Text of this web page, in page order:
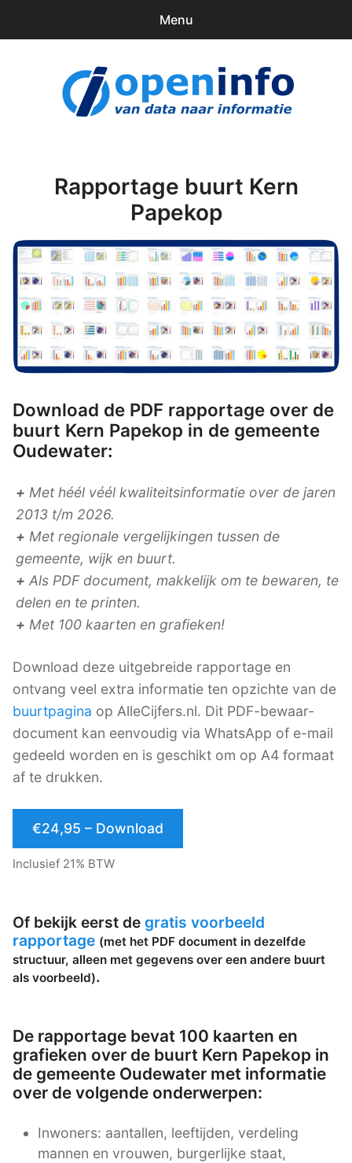
Menu
Downloads
Rapportage buurt Kern
Papekop
Download de PDF rapportage over de
buurt Kern Papekop in de gemeente
Oudewater:
+ Met héél véél kwaliteitsinformatie over de jaren
2013 t/m 2026.
+ Met regionale vergelijkingen tussen de
gemeente, wijk en buurt.
+ Als PDF document, makkelijk om te bewaren, te
delen en te printen.
+ Met 100 kaarten en grafieken!
Download deze uitgebreide rapportage en
ontvang veel extra informatie ten opzichte van de
buurtpagina op AlleCijfers.nl. Dit PDF-bewaar-
document kan eenvoudig via WhatsApp of e-mail
gedeeld worden en is geschikt om op A4 formaat
af te drukken.
€24,95 – Download
Inclusief 21% BTW
Of bekijk eerst de gratis voorbeeld
rapportage (met het PDF document in dezelfde
structuur, alleen met gegevens over een andere buurt
als voorbeeld).
De rapportage bevat 100 kaarten en
grafieken over de buurt Kern Papekop in
de gemeente Oudewater met informatie
over de volgende onderwerpen:
Inwoners: aantallen, leeftijden, verdeling
mannen en vrouwen, burgerlijke staat,